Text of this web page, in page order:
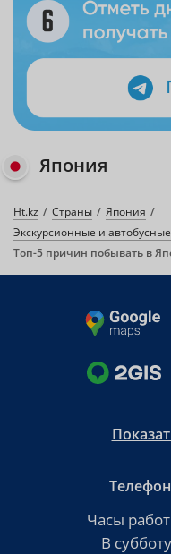
Япония
Ht.kz Страны
Япония
Экскурсионные и
Топ-5 причин побывать в
Часы
В субботу